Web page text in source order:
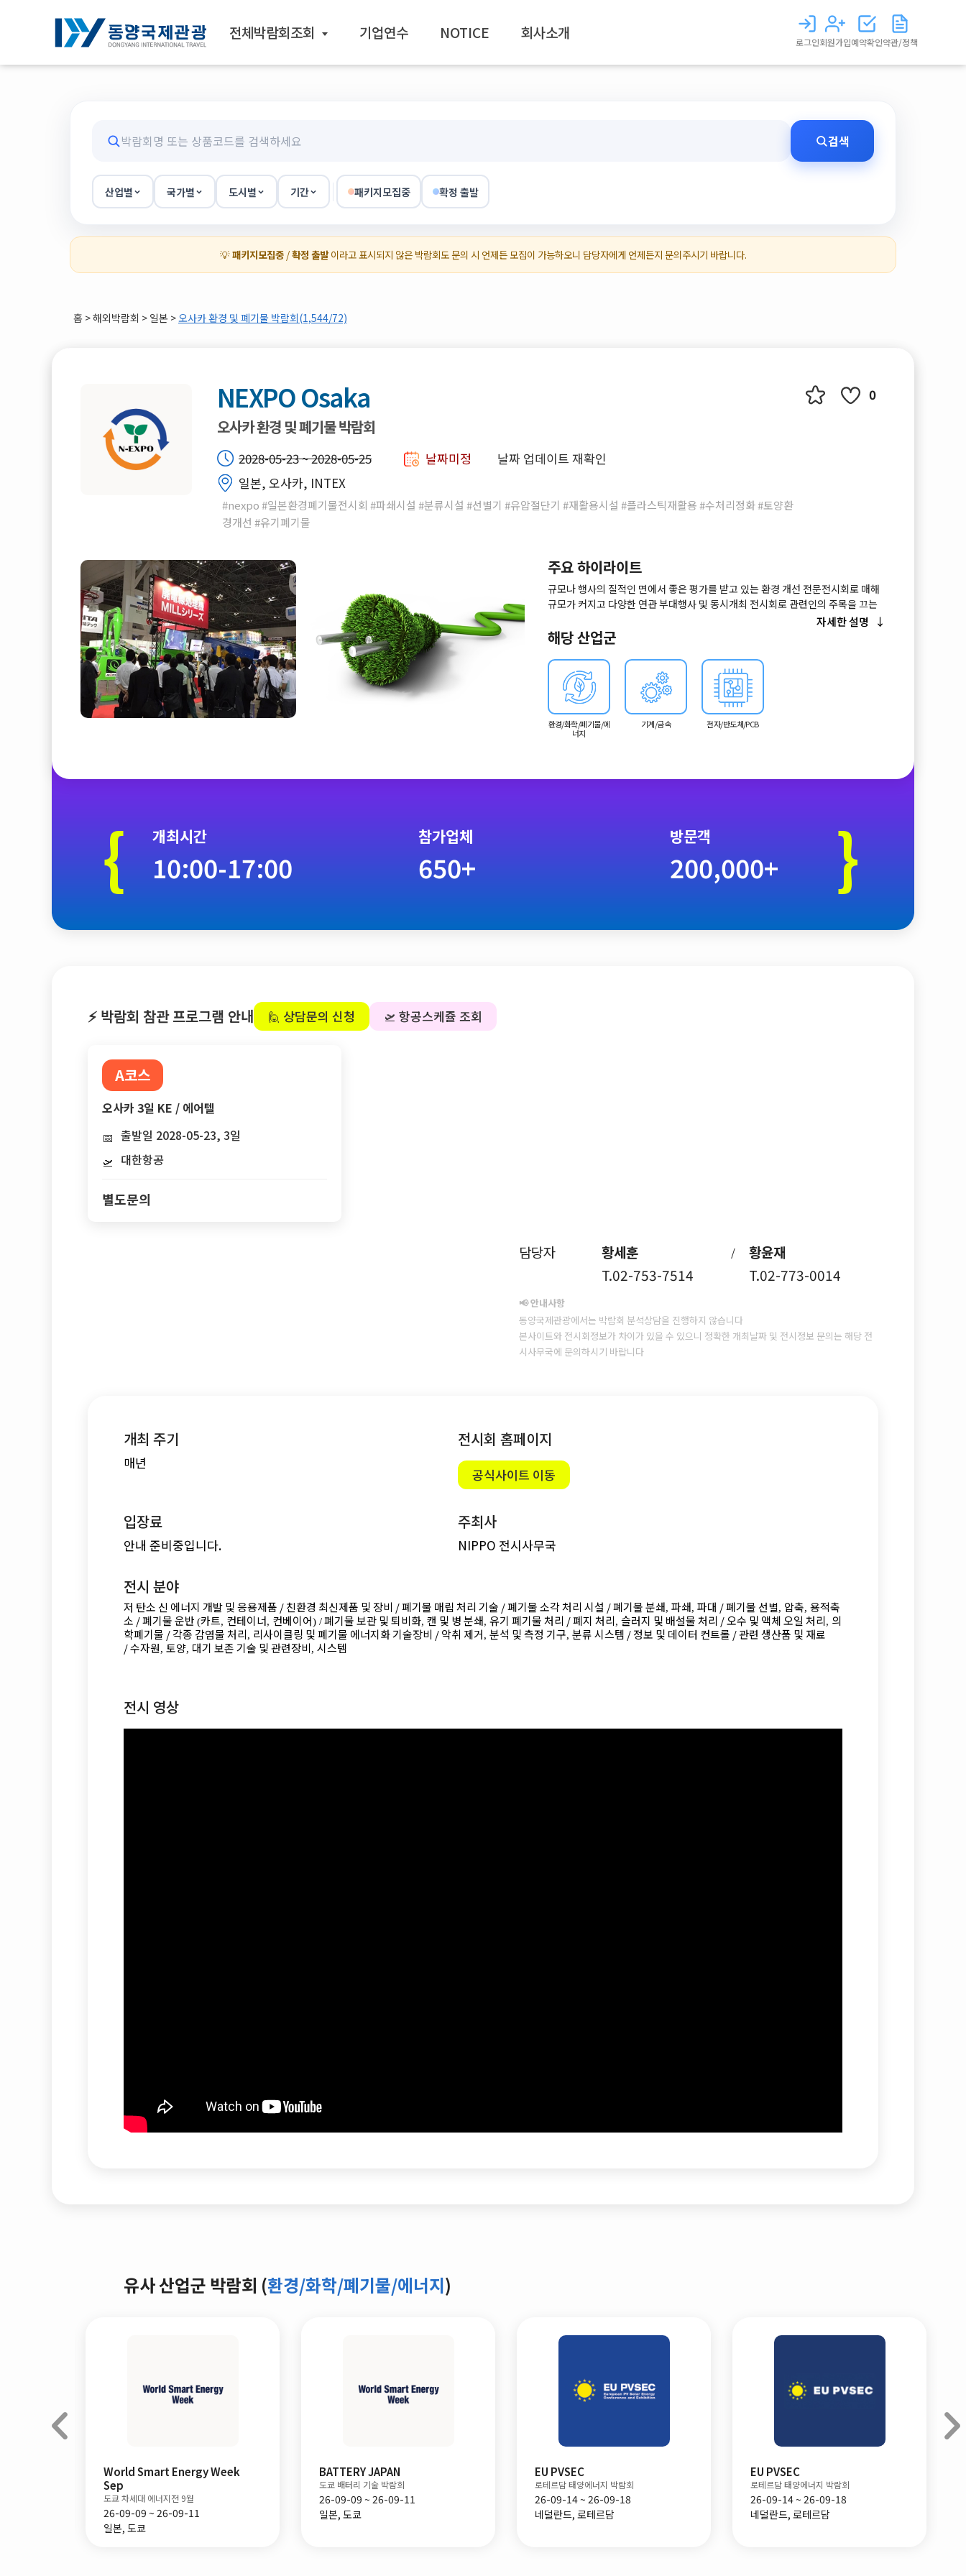
전체박람회조회 기업연수 NOTICE 회사소개
로그인회원가입예약확인약관/정책
검색
산업별 국가별 도시별 기간 패키지모집중 확정 출발
💡패키지모집중/확정 출발이라고 표시되지 않은 박람회도 문의 시 언제든 모집이 가능하오니 담당자에게 언제든지 문의주시기 바랍니다.
홈 >해외박람회 > 일본 >오사카 환경 및 폐기물 박람회(1,544/72)
NEXPO Osaka
오사카 환경 및 폐기물 박람회
2028-05-23 ~ 2028-05-25 날짜미정
날짜 업데이트 재확인
일본, 오사카, INTEX
#nexpo #일본환경폐기물전시회 #파쇄시설 #분류시설 #선별기 #유압절단기 #재활용시설 #플라스틱재활용 #수처리정화 #토양환
경개선 #유기폐기물
0
주요 하이라이트
규모나 행사의 질적인 면에서 좋은 평가를 받고 있는 환경 개선 전문전시회로 매해
규모가 커지고 다양한 연관 부대행사 및 동시개최 전시회로 관련인의 주목을 끄는
자세한 설명
해당 산업군
환경/화학/폐기물/에
너지
기계/금속 전자/반도체/PCB
{ 개최시간 참가업체 방문객
10:00-17:00 650+ 200,000+ }
⚡ 박람회 참관 프로그램 안내 🙋 상담문의 신청 🛫 항공스케쥴 조회
A코스
오사카 3일 KE / 에어텔
📅 출발일 2028-05-23, 3일
🛫 대한항공
별도문의
담당자 황세훈 /
황윤재
T.02-753-7514
T.02-773-0014
📢 안내사항
동양국제관광에서는 박람회 분석상담을 진행하지 않습니다
본사이트와 전시회정보가 차이가 있을 수 있으니 정확한 개최날짜 및 전시정보 문의는 해당 전
시사무국에 문의하시기 바랍니다
개최 주기
매년
전시회 홈페이지
공식사이트 이동
입장료
안내 준비중입니다.
주최사
NIPPO 전시사무국
전시 분야
저 탄소 신 에너지 개발 및 응용제품 /친환경 최신제품 및 장비 /폐기물 매립 처리 기술 /폐기물 소각 처리 시설 /폐기물 분쇄, 파쇄, 파대 /폐기물 선별, 압축, 용적축
소 /폐기물 운반 (카트, 컨테이너, 컨베이어) /폐기물 보관 및 퇴비화, 캔 및 병 분쇄, 유기 폐기물 처리 /폐지 처리, 슬러지 및 배설물 처리 /오수 및 액체 오일 처리, 의
학폐기물 /각종 감염물 처리, 리사이클링 및 폐기물 에너지화 기술장비 /악취 제거, 분석 및 측정 기구, 분류 시스템 /정보 및 데이터 컨트롤 /관련 생산품 및 재료
/수자원, 토양, 대기 보존 기술 및 관련장비, 시스템
전시 영상
유사 산업군 박람회 (환경/화학/폐기물/에너지)
World Smart Energy Week
Sep
도쿄 차세대 에너지전 9월
26-09-09 ~ 26-09-11
일본, 도쿄
BATTERY JAPAN
도쿄 배터리 기술 박람회
26-09-09 ~ 26-09-11
일본, 도쿄
EU PVSEC
로테르담 태양에너지 박람회
26-09-14 ~ 26-09-18
네덜란드, 로테르담
EU PVSEC
로테르담 태양에너지 박람회
26-09-14 ~ 26-09-18
네덜란드, 로테르담